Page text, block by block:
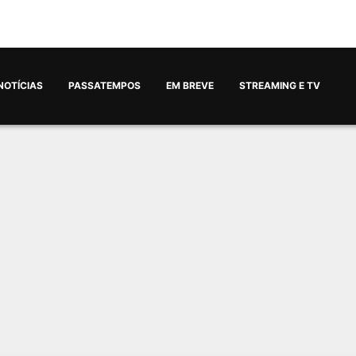
PASSATEMPOS EM BREVE STREAMING E TV